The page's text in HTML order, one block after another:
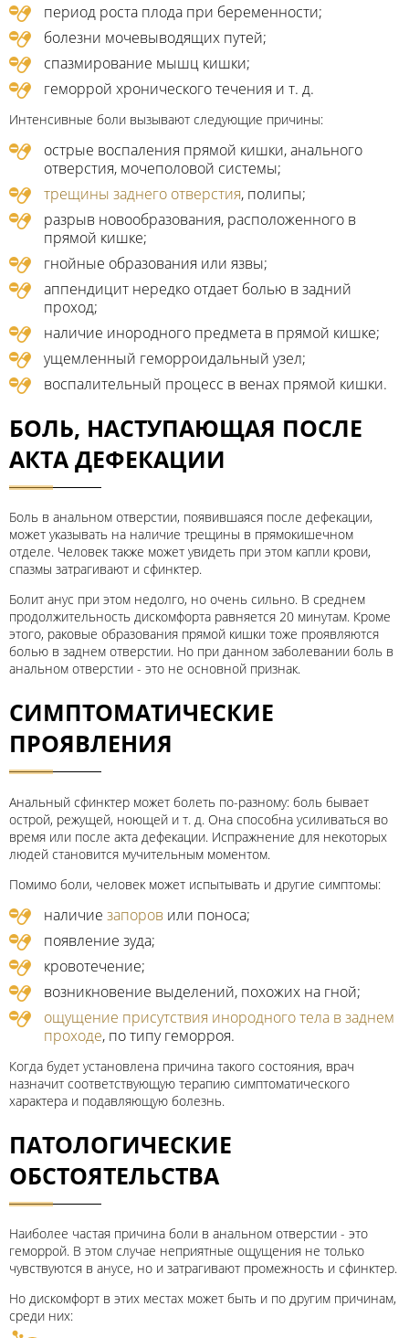
период роста плода при беременности;
болезни мочевыводящих путей;
спазмирование мышц кишки;
геморрой хронического течения и т. д.
Интенсивные боли вызывают следующие причины:
острые воспаления прямой кишки, анального
отверстия, мочеполовой системы;
трещины заднего отверстия, полипы;
разрыв новообразования, расположенного в
прямой кишке;
гнойные образования или язвы;
аппендицит нередко отдает болью в задний
проход;
наличие инородного предмета в прямой кишке;
ущемленный геморроидальный узел;
воспалительный процесс в венах прямой кишки.
БОЛЬ, НАСТУПАЮЩАЯ ПОСЛЕ
АКТА ДЕФЕКАЦИИ
Боль в анальном отверстии, появившаяся после дефекации,
может указывать на наличие трещины в прямокишечном
отделе. Человек также может увидеть при этом капли крови,
спазмы затрагивают и сфинктер.
Болит анус при этом недолго, но очень сильно. В среднем
продолжительность дискомфорта равняется 20 минутам. Кроме
этого, раковые образования прямой кишки тоже проявляются
болью в заднем отверстии. Но при данном заболевании боль в
анальном отверстии - это не основной признак.
СИМПТОМАТИЧЕСКИЕ
ПРОЯВЛЕНИЯ
Анальный сфинктер может болеть по-разному: боль бывает
острой, режущей, ноющей и т. д. Она способна усиливаться во
время или после акта дефекации. Испражнение для некоторых
людей становится мучительным моментом.
Помимо боли, человек может испытывать и другие симптомы:
наличие запоров или поноса;
появление зуда;
кровотечение;
возникновение выделений, похожих на гной;
ощущение присутствия инородного тела в заднем
проходе, по типу геморроя.
Когда будет установлена причина такого состояния, врач
назначит соответствующую терапию симптоматического
характера и подавляющую болезнь.
ПАТОЛОГИЧЕСКИЕ
ОБСТОЯТЕЛЬСТВА
Наиболее частая причина боли в анальном отверстии - это
геморрой. В этом случае неприятные ощущения не только
чувствуются в анусе, но и затрагивают промежность и сфинктер.
Но дискомфорт в этих местах может быть и по другим причинам,
среди них: